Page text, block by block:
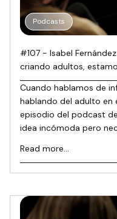
Podcasts
#107 - Isabel
criando adultos,
Cuando hablamos de
hablando del adulto en
episodio del podcast
idea incómoda pero
Read more...